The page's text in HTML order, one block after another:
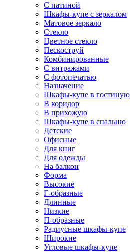
С патиной
Шкафы-купе с зеркалом
Матовое зеркало
Стекло
Цветное стекло
Пескоструй
Комбинированные
С витражами
С фотопечатью
Назначение
Шкафы-купе в гостиную
В коридор
В прихожую
Шкафы-купе в спальню
Детские
Офисные
Для книг
Для одежды
На балкон
Форма
Высокие
Г-образные
Длинные
Низкие
П-образные
Радиусные шкафы-купе
Широкие
Угловые шкафы-купе